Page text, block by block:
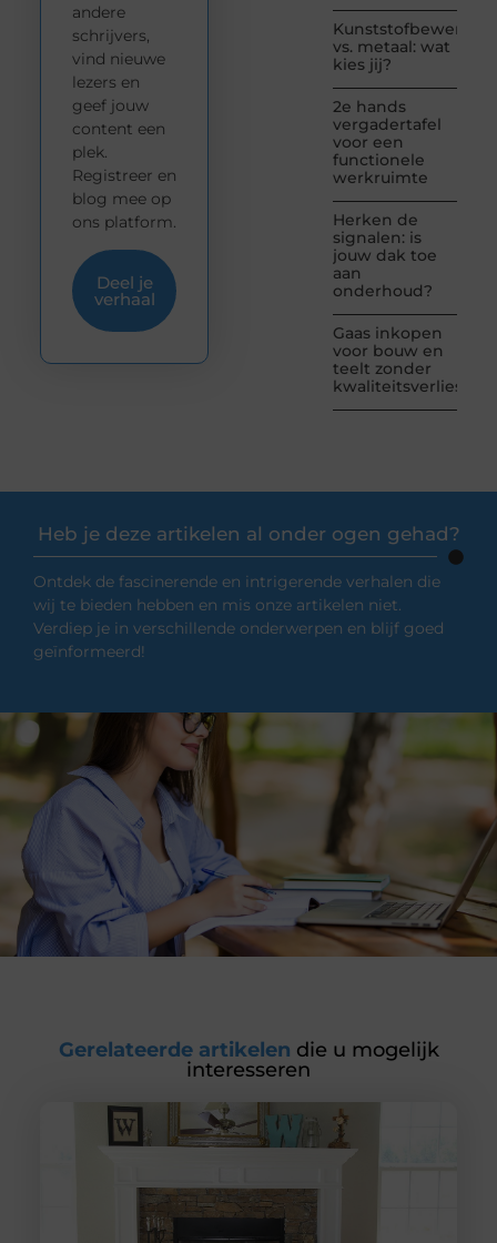
vs. metaal: wat
kies jij?
2e hands
vergadertafel
voor een
functionele
werkruimte
Herken de
signalen: is
jouw dak toe
aan
onderhoud?
Gaas inkopen
voor bouw en
teelt zonder
kwaliteitsverlies
andere
schrijvers,
vind nieuwe
lezers en
geef jouw
content een
plek.
Registreer en
blog mee op
ons platform.
Deel je
verhaal
Heb je deze artikelen al onder ogen gehad?
Ontdek de fascinerende en intrigerende verhalen die
wij te bieden hebben en mis onze artikelen niet.
Verdiep je in verschillende onderwerpen en blijf goed
geïnformeerd!
Gerelateerde artikelen die u mogelijk
interesseren